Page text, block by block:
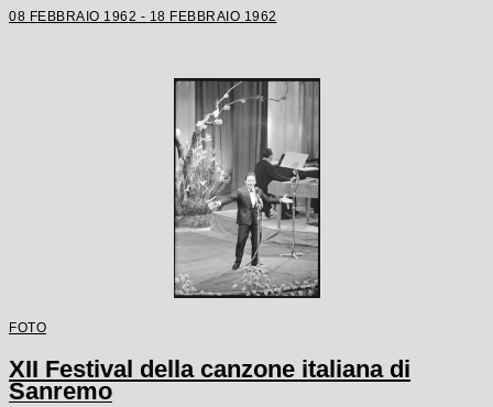
08 FEBBRAIO 1962 - 18 FEBBRAIO 1962
FOTO
XII Festival della canzone italiana di
Sanremo